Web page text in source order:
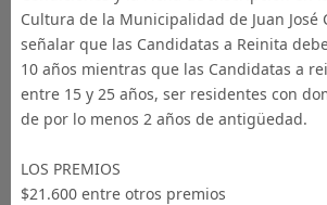
Cultura de la Municipalidad de Juan José
señalar que las Candidatas a Reinita
10 años mientras que las Candidatas a
entre 15 y 25 años, ser residentes con
de por lo menos 2 años de antigüedad.
LOS PREMIOS
$21.600 entre otros premios